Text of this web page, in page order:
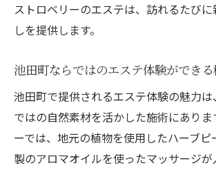
ストロベリーのエステは、訪れるたび
しを提供します。
池田町ならではのエステ体験ができ
池田町で提供されるエステ体験の魅力
ではの自然素材を活かした施術にありま
ーでは、地元の植物を使用したハーブ
製のアロマオイルを使ったマッサージ